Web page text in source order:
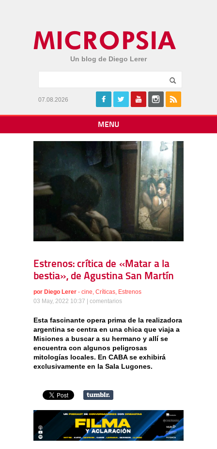
Un blog de Diego Lerer
07.08.2026
MENU
Estrenos: crítica de «Matar a la
bestia», de Agustina San Martín
por Diego Lerer - cine, Críticas, Estrenos
03 May, 2022 10:37 | comentarios
Esta fascinante opera prima de la realizadora
argentina se centra en una chica que viaja a
Misiones a buscar a su hermano y allí se
encuentra con algunos peligrosas
mitologías locales. En CABA se exhibirá
exclusivamente en la Sala Lugones.